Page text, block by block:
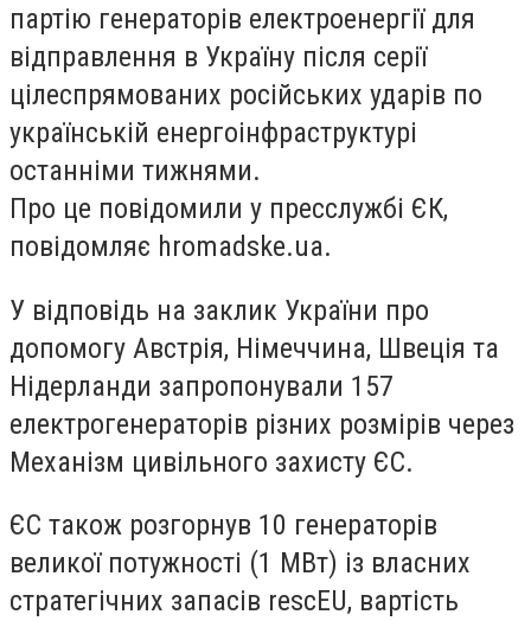
партію генераторів електроенергії для
відправлення в Україну після серії
цілеспрямованих російських ударів по
українській енергоінфраструктурі
останніми тижнями.
Про це повідомили у пресслужбі ЄК,
повідомляє hromadske.ua.
У відповідь на заклик України про
допомогу Австрія, Німеччина, Швеція та
Нідерланди запропонували 157
електрогенераторів різних розмірів через
Механізм цивільного захисту ЄС.
ЄС також розгорнув 10 генераторів
великої потужності (1 МВт) із власних
стратегічних запасів rescEU, вартість